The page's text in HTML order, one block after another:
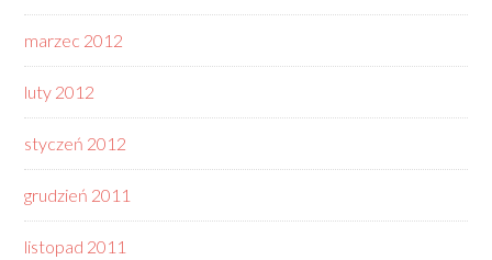
marzec 2012
luty 2012
styczeń 2012
grudzień 2011
listopad 2011